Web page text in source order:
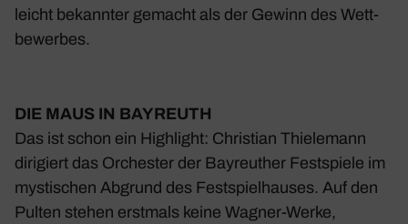
leicht bekannter gemacht als der Gewinn des Wett­
be­werbes.
DIE MAUS IN BAYREUTH
Das ist schon ein High­light: Chris­tian Thie­le­mann
diri­giert das Orchester der Bayreu­ther Fest­spiele im
mysti­schen Abgrund des Fest­spiel­hauses. Auf den
Pulten stehen erst­mals keine Wagner-Werke,